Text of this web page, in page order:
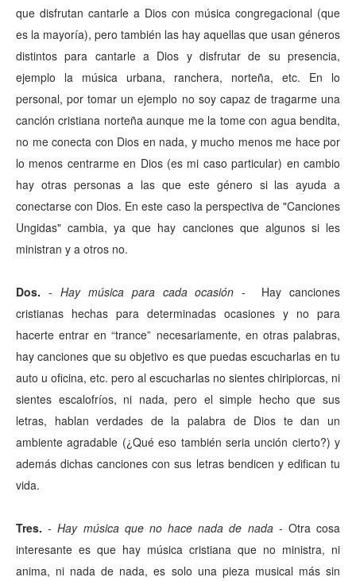
que disfrutan cantarle a Dios con música congregacional (que
es la mayoría), pero también las hay aquellas que usan géneros
distintos para cantarle a Dios y disfrutar de su presencia,
ejemplo la música urbana, ranchera, norteña, etc. En lo
personal, por tomar un ejemplo no soy capaz de tragarme una
canción cristiana norteña aunque me la tome con agua bendita,
no me conecta con Dios en nada, y mucho menos me hace por
lo menos centrarme en Dios (es mi caso particular) en cambio
hay otras personas a las que este género si las ayuda a
conectarse con Dios. En este caso la perspectiva de "Canciones
Ungidas" cambia, ya que hay canciones que algunos si les
ministran y a otros no.
Dos. - Hay música para cada ocasión- Hay canciones
cristianas hechas para determinadas ocasiones y no para
hacerte entrar en “trance” necesariamente, en otras palabras,
hay canciones que su objetivo es que puedas escucharlas en tu
auto u oficina, etc. pero al escucharlas no sientes chiripiorcas, ni
sientes escalofríos, ni nada, pero el simple hecho que sus
letras, hablan verdades de la palabra de Dios te dan un
ambiente agradable (¿Qué eso también seria unción cierto?) y
además dichas canciones con sus letras bendicen y edifican tu
vida.
Tres.-Hay música que no hace nada de nada- Otra cosa
interesante es que hay música cristiana que no ministra, ni
anima, ni nada de nada, es solo una pieza musical más sin